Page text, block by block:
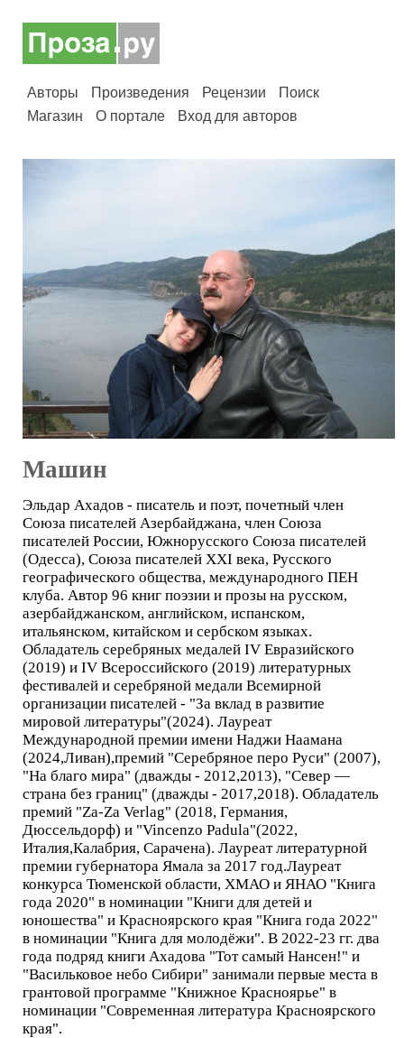
Авторы Произведения Рецензии
Поиск
Магазин
О портале Вход для авторов
Машин
Эльдар Ахадов - писатель и поэт, почетный член
Союза писателей Азербайджана, член Союза
писателей России, Южнорусского Союза писателей
(Одесса), Союза писателей XXI века, Русского
географического общества, международного ПЕН
клуба. Автор 96 книг поэзии и прозы на русском,
азербайджанском, английском, испанском,
итальянском, китайском и сербском языках.
Обладатель серебряных медалей IV Евразийского
(2019) и IV Всероссийского (2019) литературных
фестивалей и серебряной медали Всемирной
организации писателей - "За вклад в развитие
мировой литературы"(2024). Лауреат
Международной премии имени Наджи Наамана
(2024,Ливан),премий "Серебряное перо Руси" (2007),
"На благо мира" (дважды - 2012,2013), "Север —
страна без границ" (дважды - 2017,2018). Обладатель
премий "Za-Za Verlag" (2018, Германия,
Дюссельдорф) и "Vincenzo Padula"(2022,
Италия,Калабрия, Сарачена). Лауреат литературной
премии губернатора Ямала за 2017 год.Лауреат
конкурса Тюменской области, ХМАО и ЯНАО "Книга
года 2020" в номинации "Книги для детей и
юношества" и Красноярского края "Книга года 2022"
в номинации "Книга для молодёжи". В 2022-23 гг. два
года подряд книги Ахадова "Тот самый Нансен!" и
"Васильковое небо Сибири" занимали первые места в
грантовой программе "Книжное Красноярье" в
номинации "Современная литература Красноярского
края".